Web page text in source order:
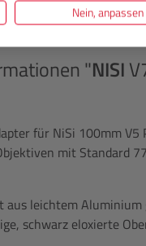
"NISI
für NiSi 100mm
mit Standard
aus leichtem
schwarz eloxierte
Nein, anpassen